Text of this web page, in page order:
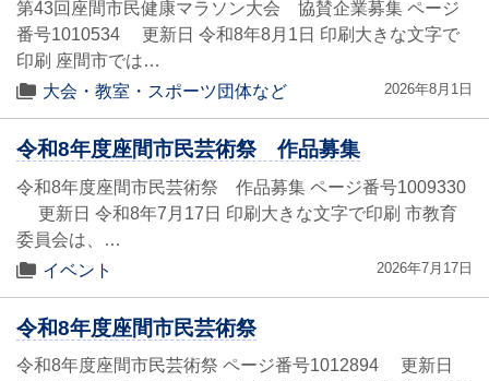
第43回座間市民健康マラソン大会 協賛企業募集 ページ
番号1010534 更新日 令和8年8月1日 印刷大きな文字で
印刷 座間市では…
大会・教室・スポーツ団体など
2026年8月1日
令和8年度座間市民芸術祭 作品募集
令和8年度座間市民芸術祭 作品募集 ページ番号1009330
更新日 令和8年7月17日 印刷大きな文字で印刷 市教育
委員会は、…
イベント
2026年7月17日
令和8年度座間市民芸術祭
令和8年度座間市民芸術祭 ページ番号1012894 更新日